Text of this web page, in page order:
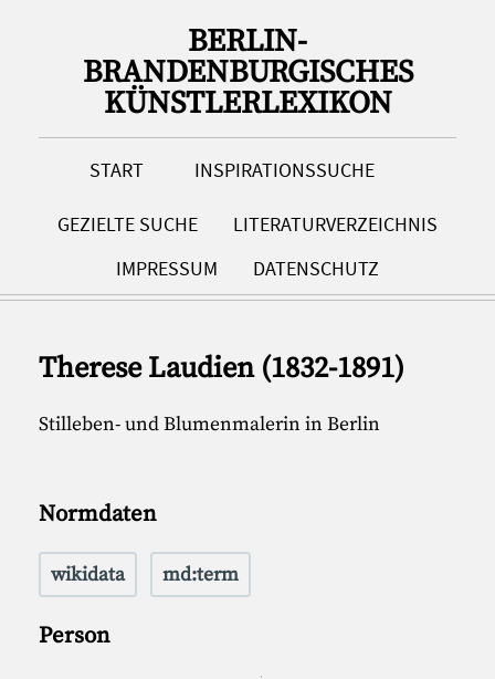
BERLIN-
BRANDENBURGISCHES
KÜNSTLERLEXIKON
START INSPIRATIONSSUCHE
GEZIELTE SUCHE
LITERATURVERZEICHNIS
IMPRESSUM
DATENSCHUTZ
Therese Laudien (1832-1891)
Stilleben- und Blumenmalerin in Berlin
Normdaten
wikidata md:term
Person